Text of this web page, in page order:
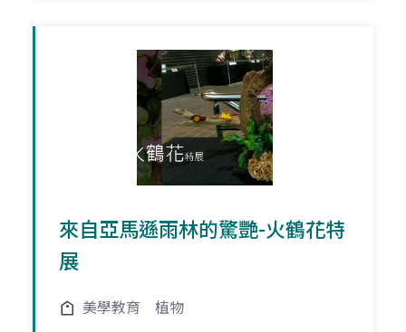
來自亞馬遜雨林的驚艷-火鶴花特
展
美學教育 植物